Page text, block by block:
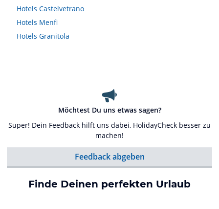
Hotels Castelvetrano
Hotels Menfi
Hotels Granitola
Möchtest Du uns etwas sagen?
Super! Dein Feedback hilft uns dabei, HolidayCheck besser zu
machen!
Feedback abgeben
Finde Deinen perfekten Urlaub